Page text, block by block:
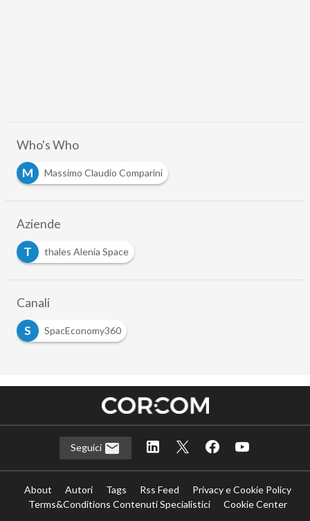
Who's Who
M
Massimo Claudio Comparini
Aziende
T
thales Alenia Space
Canali
S
SpacEconomy360
Seguici
About Autori Tags Rss Feed
Privacy e Cookie Policy
Terms&Conditions Contenuti Specialistici
Cookie Center